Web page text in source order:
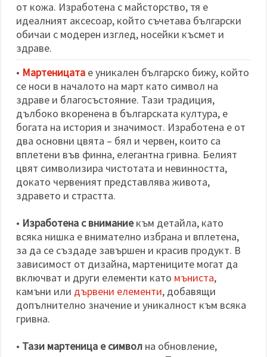
дадения
"бисквитки"
и кликнеш
"Запази"
Приеми
всички
Настройки
на
бисквитките
от кожа. Изработена с майсторство, тя е
идеалният аксесоар, който съчетава български
обичаи с модерен изглед, носейки късмет и
здраве.
• Мартеницата е уникален българско бижу, който
се носи в началото на март като символ на
здраве и благосъстояние. Тази традиция,
дълбоко вкоренена в българската култура, е
богата на история и значимост. Изработена е от
два основни цвята – бял и червен, които са
вплетени във финна, елегантна гривна. Белият
цвят символизира чистотата и невинността,
докато червеният представлява живота,
здравето и страстта.
• Изработена с вниманиекъм детайла, като
всяка нишка е внимателно избрана и вплетена,
за да се създаде завършен и красив продукт. В
зависимост от дизайна, мартениците могат да
включват и други елементи като мъниста,
камъни или дървени елементи, добавящи
допълнително значение и уникалност към всяка
гривна.
• Тази мартеница е символ на обновление,